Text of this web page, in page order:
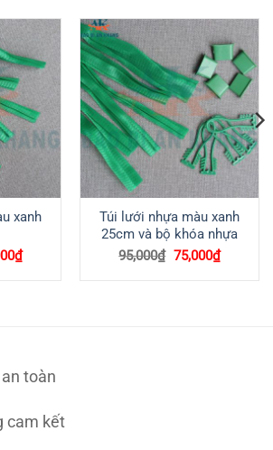
xanh
₫Giá
hiện
tại
Túi lưới nhựa màu xanh
25cm và bộ khóa nhựa
95,000₫ Giá
là:
75,000₫Giá
hiện
tại
toàn
cam kết